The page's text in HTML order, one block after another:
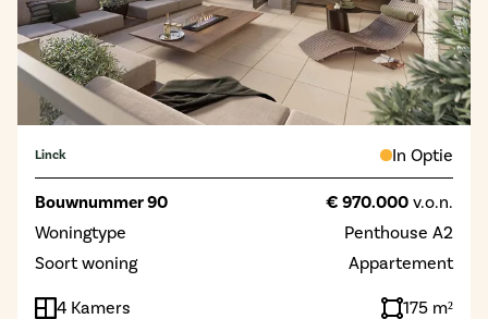
Linck In Optie
Bouwnummer 90 € 970.000 v.o.n.
Woningtype
Penthouse A2
Soort woning
Appartement
4 Kamers 175 m²